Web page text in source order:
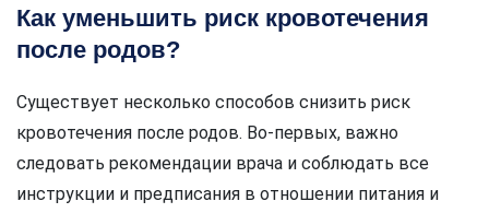
Как уменьшить риск кровотечения
после родов?
Существует несколько способов снизить риск
кровотечения после родов. Во-первых, важно
следовать рекомендации врача и соблюдать все
инструкции и предписания в отношении питания и